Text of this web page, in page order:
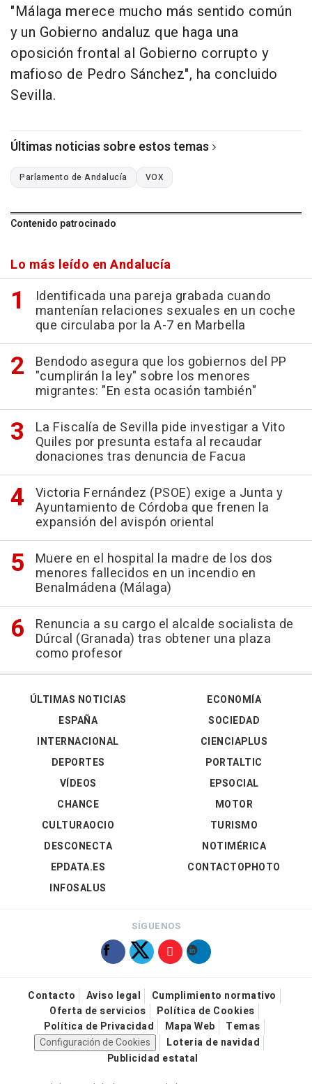
"Málaga merece mucho más sentido común
y un Gobierno andaluz que haga una
oposición frontal al Gobierno corrupto y
mafioso de Pedro Sánchez", ha concluido
Sevilla.
Últimas noticias sobre estos temas
Parlamento de Andalucía VOX
Contenido patrocinado
Lo más leído en Andalucía
Identificada una pareja grabada cuando
mantenían relaciones sexuales en un coche
que circulaba por la A-7 en Marbella
Bendodo asegura que los gobiernos del PP
"cumplirán la ley" sobre los menores
migrantes: "En esta ocasión también"
La Fiscalía de Sevilla pide investigar a Vito
Quiles por presunta estafa al recaudar
donaciones tras denuncia de Facua
Victoria Fernández (PSOE) exige a Junta y
Ayuntamiento de Córdoba que frenen la
expansión del avispón oriental
Muere en el hospital la madre de los dos
menores fallecidos en un incendio en
Benalmádena (Málaga)
Renuncia a su cargo el alcalde socialista de
Dúrcal (Granada) tras obtener una plaza
como profesor
ÚLTIMAS NOTICIAS
ESPAÑA
INTERNACIONAL
DEPORTES
VÍDEOS
ECONOMÍA
SOCIEDAD
CIENCIAPLUS
PORTALTIC
EPSOCIAL
CHANCE
CULTURAOCIO
DESCONECTA
EPDATA.ES
INFOSALUS
MOTOR
TURISMO
NOTIMÉRICA
CONTACTOPHOTO
SÍGUENOS
Contacto Aviso legal
Cumplimiento normativo
Oferta de servicios
Política de Cookies
Política de Privacidad
Mapa Web
Temas
Configuración de Cookies
Loteria de navidad
Publicidad estatal